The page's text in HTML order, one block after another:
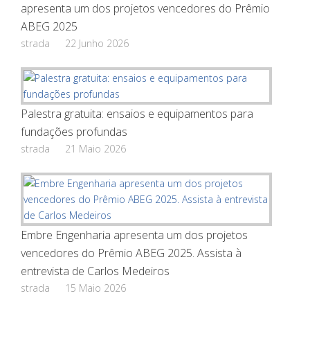
apresenta um dos projetos vencedores do Prêmio
ABEG 2025
strada 22 Junho 2026
Palestra gratuita: ensaios e equipamentos para
fundações profundas
strada 21 Maio 2026
Embre Engenharia apresenta um dos projetos
vencedores do Prêmio ABEG 2025. Assista à
entrevista de Carlos Medeiros
strada 15 Maio 2026